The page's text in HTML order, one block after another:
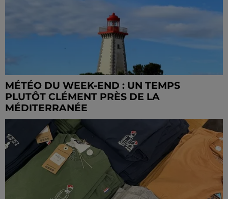
MÉTÉO DU WEEK-END : UN TEMPS
PLUTÔT CLÉMENT PRÈS DE LA
MÉDITERRANÉE